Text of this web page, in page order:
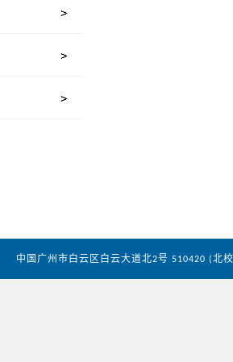
中国广州市白云区白云大道北2号 510420 (北